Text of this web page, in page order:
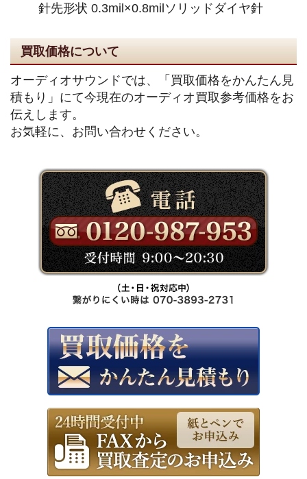
針先形状 0.3mil×0.8milソリッドダイヤ針
買取価格について
オーディオサウンドでは、「買取価格をかんたん見
積もり」にて今現在のオーディオ買取参考価格をお
伝えします。
お気軽に、お問い合わせください。